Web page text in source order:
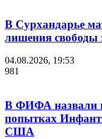
В Сурхандарье
лишения свободы
04.08.2026, 19:53
981
В ФИФА назвали
попытках
США